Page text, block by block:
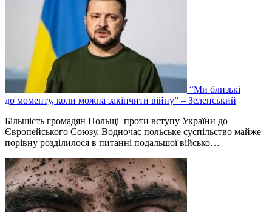
“Ми близькі
до моменту, коли можна закінчити війну” – Зеленський
Більшість громадян Польщі проти вступу України до
Європейського Союзу. Водночас польське суспільство майже
порівну розділилося в питанні подальшої військо…